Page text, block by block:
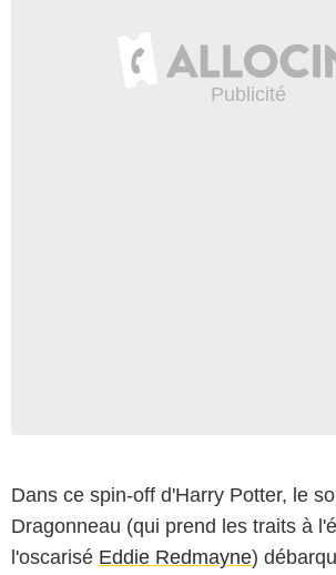
Dans ce spin-off d'Harry Potter, le
Dragonneau (qui prend les traits à
l'oscarisé Eddie Redmayne)